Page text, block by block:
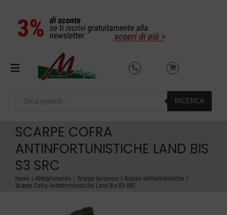
contenuto
Toggle
OFFERTE DEL MESE
AZIENDA
search
RICERCA
SCARPE COFRA
ANTINFORTUNISTICHE LAND BIS
S3 SRC
Home Abbigliamento Scarpe da lavoro
Scarpe antifortunistiche
Scarpe Cofra Antinfortunistiche Land Bis S3 SRC